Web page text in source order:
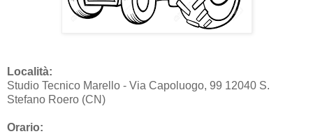
Località:
Studio Tecnico Marello - Via Capoluogo, 99 12040 S.
Stefano Roero (CN)
Orario: